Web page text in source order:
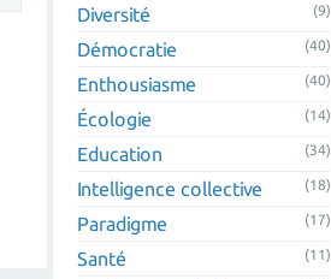
Diversité (9)
Démocratie (40)
Enthousiasme (40)
Écologie (14)
Education (34)
Intelligence collective (18)
Paradigme (17)
Santé (11)